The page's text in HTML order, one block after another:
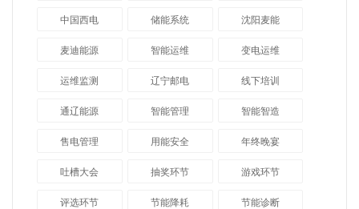
中国西电 储能系统 沈阳麦能
麦迪能源 智能运维 变电运维
运维监测 辽宁邮电 线下培训
通辽能源 智能管理 智能智造
售电管理 用能安全 年终晚宴
吐槽大会 抽奖环节 游戏环节
评选环节 节能降耗 节能诊断